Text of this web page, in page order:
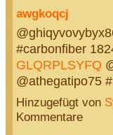
awgkoqcj
#carbonfiber
GLQRPLSYFQ
@athegatipo75
Hinzugefügt von
Kommentare